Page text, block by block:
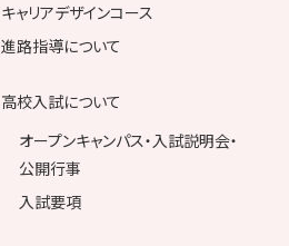
キャリアデザインコース
進路指導について
高校入試について
オープンキャンパス・入試説明会・
公開行事
入試要項